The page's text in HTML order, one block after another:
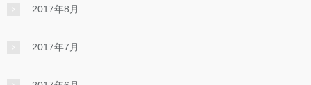
2017年8月
2017年7月